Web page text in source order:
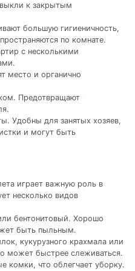
к закрытым
большую гигиеничность,
по комнате.
с несколькими
место и органично
Предотвращают
Удобны для занятых хозяев,
и могут быть
играет важную роль в
несколько видов
бентонитовый. Хорошо
быть пыльным.
кукурузного крахмала или
может быстрее слеживаться.
комки, что облегчает уборку.